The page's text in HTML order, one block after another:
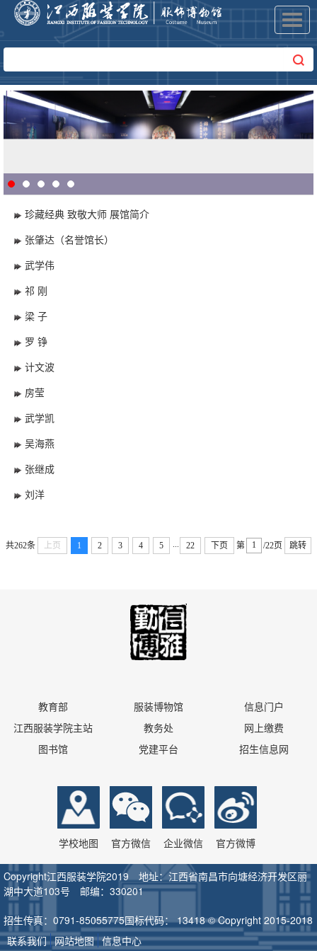
珍藏经典 致敬大师 展馆简介
张肇达（名誉馆长）
武学伟
祁 刚
梁 子
罗 铮
计文波
房莹
武学凯
吴海燕
张继成
刘洋
共262条 上页 1 2 3 4 5 ... 22 下页 第 /22页 跳转
教育部
江西服装学院主站
图书馆
服装博物馆
教务处
党建平台
信息门户
网上缴费
招生信息网
学校地图 官方微信 企业微信 官方微博
Copyright江西服装学院2019 地址：江西省南昌市向塘经济开发区丽
湖中大道103号 邮编：330201
招生传真：0791-85055775国标代码： 13418 © Copyright 2015-2018
联系我们 网站地图 信息中心